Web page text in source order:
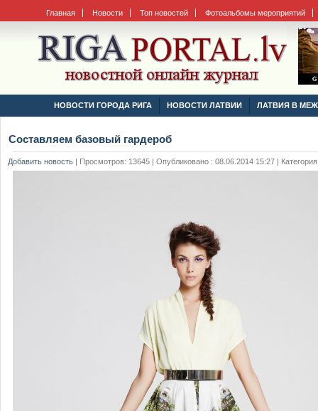
Главная Новости Топ новостей Фотоальбомы мероприятий
НОВОСТИ ГОРОДА РИГА НОВОСТИ ЛАТВИИ ЛАТВИЯ В
Составляем базовый гардероб
Добавить новость | Просмотров: 13645 | Опубликовано : 08.06.2014 15:27 |